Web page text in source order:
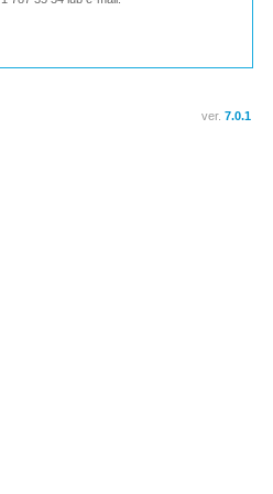
ver. 7.0.1